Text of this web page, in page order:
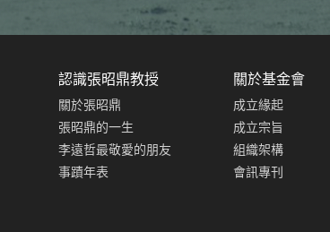
認識張昭鼎教授
關於張昭鼎
張昭鼎的一生
李遠哲最敬愛的朋友
事蹟年表
關於基金會
成立緣起
成立宗旨
組織架構
會訊專刊